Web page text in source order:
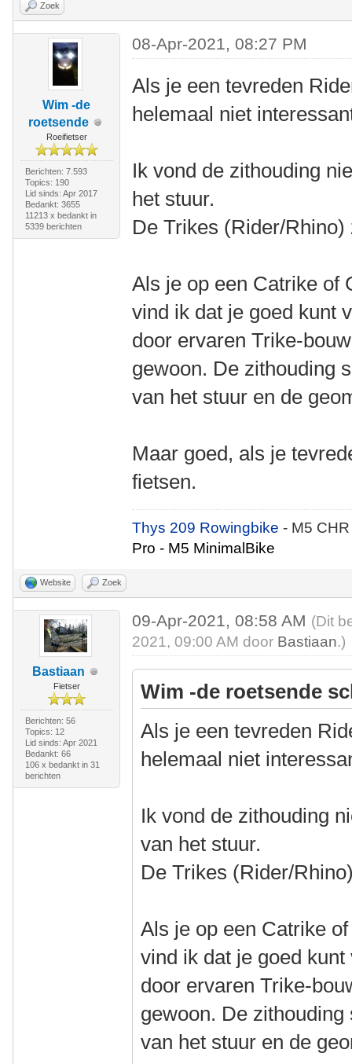
Zoek
Wim -de
roetsende
Roeifietser
Berichten: 7.593
Topics: 190
Lid sinds: Apr 2017
Bedankt: 3655
11213 x bedankt in
5339 berichten
08-Apr-2021, 08:27 PM
Als je een tevreden
helemaal niet
Ik vond de zithouding
het stuur.
De Trikes (Rider/
Als je op een Catrike of
vind ik dat je goed kunt
door ervaren Trike-
gewoon. De zithouding
van het stuur en de
Maar goed, als je
fietsen.
Thys 209 Rowingbike- M5
Pro - M5 MinimalBike
Website Zoek
Bastiaan
Fietser
Berichten: 56
Topics: 12
Lid sinds: Apr 2021
Bedankt: 66
106 x bedankt in 31
berichten
09-Apr-2021, 08:58 AM (Dit
2021, 09:00 AM door Bastiaan.)
Wim -de roetsende
Als je een tevreden
helemaal niet
Ik vond de zithouding
van het stuur.
De Trikes (Rider/
Als je op een Catrike
vind ik dat je goed
door ervaren Trike-
gewoon. De
van het stuur en de